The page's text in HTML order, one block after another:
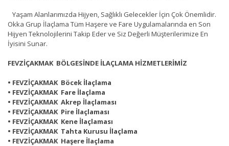
Yaşam Alanlarımızda Hijyen, Sağlıklı Gelecekler İçin Çok Önemlidir.
Okka Grup İlaçlama Tüm Haşere ve Fare Uygulamalarında en Son
Hijyen Teknolojilerini Takip Eder ve Siz Değerli Müşterilerimize En
İyisini Sunar.
FEVZİÇAKMAK BÖLGESİNDE İLAÇLAMA HİZMETLERİMİZ
• FEVZİÇAKMAK Böcek İlaçlama
• FEVZİÇAKMAK Fare İlaçlama
• FEVZİÇAKMAK Akrep İlaçlaması
• FEVZİÇAKMAK Pire İlaçlaması
• FEVZİÇAKMAK Kene İlaçlaması
• FEVZİÇAKMAK Tahta Kurusu İlaçlama
• FEVZİÇAKMAK Haşere İlaçlama